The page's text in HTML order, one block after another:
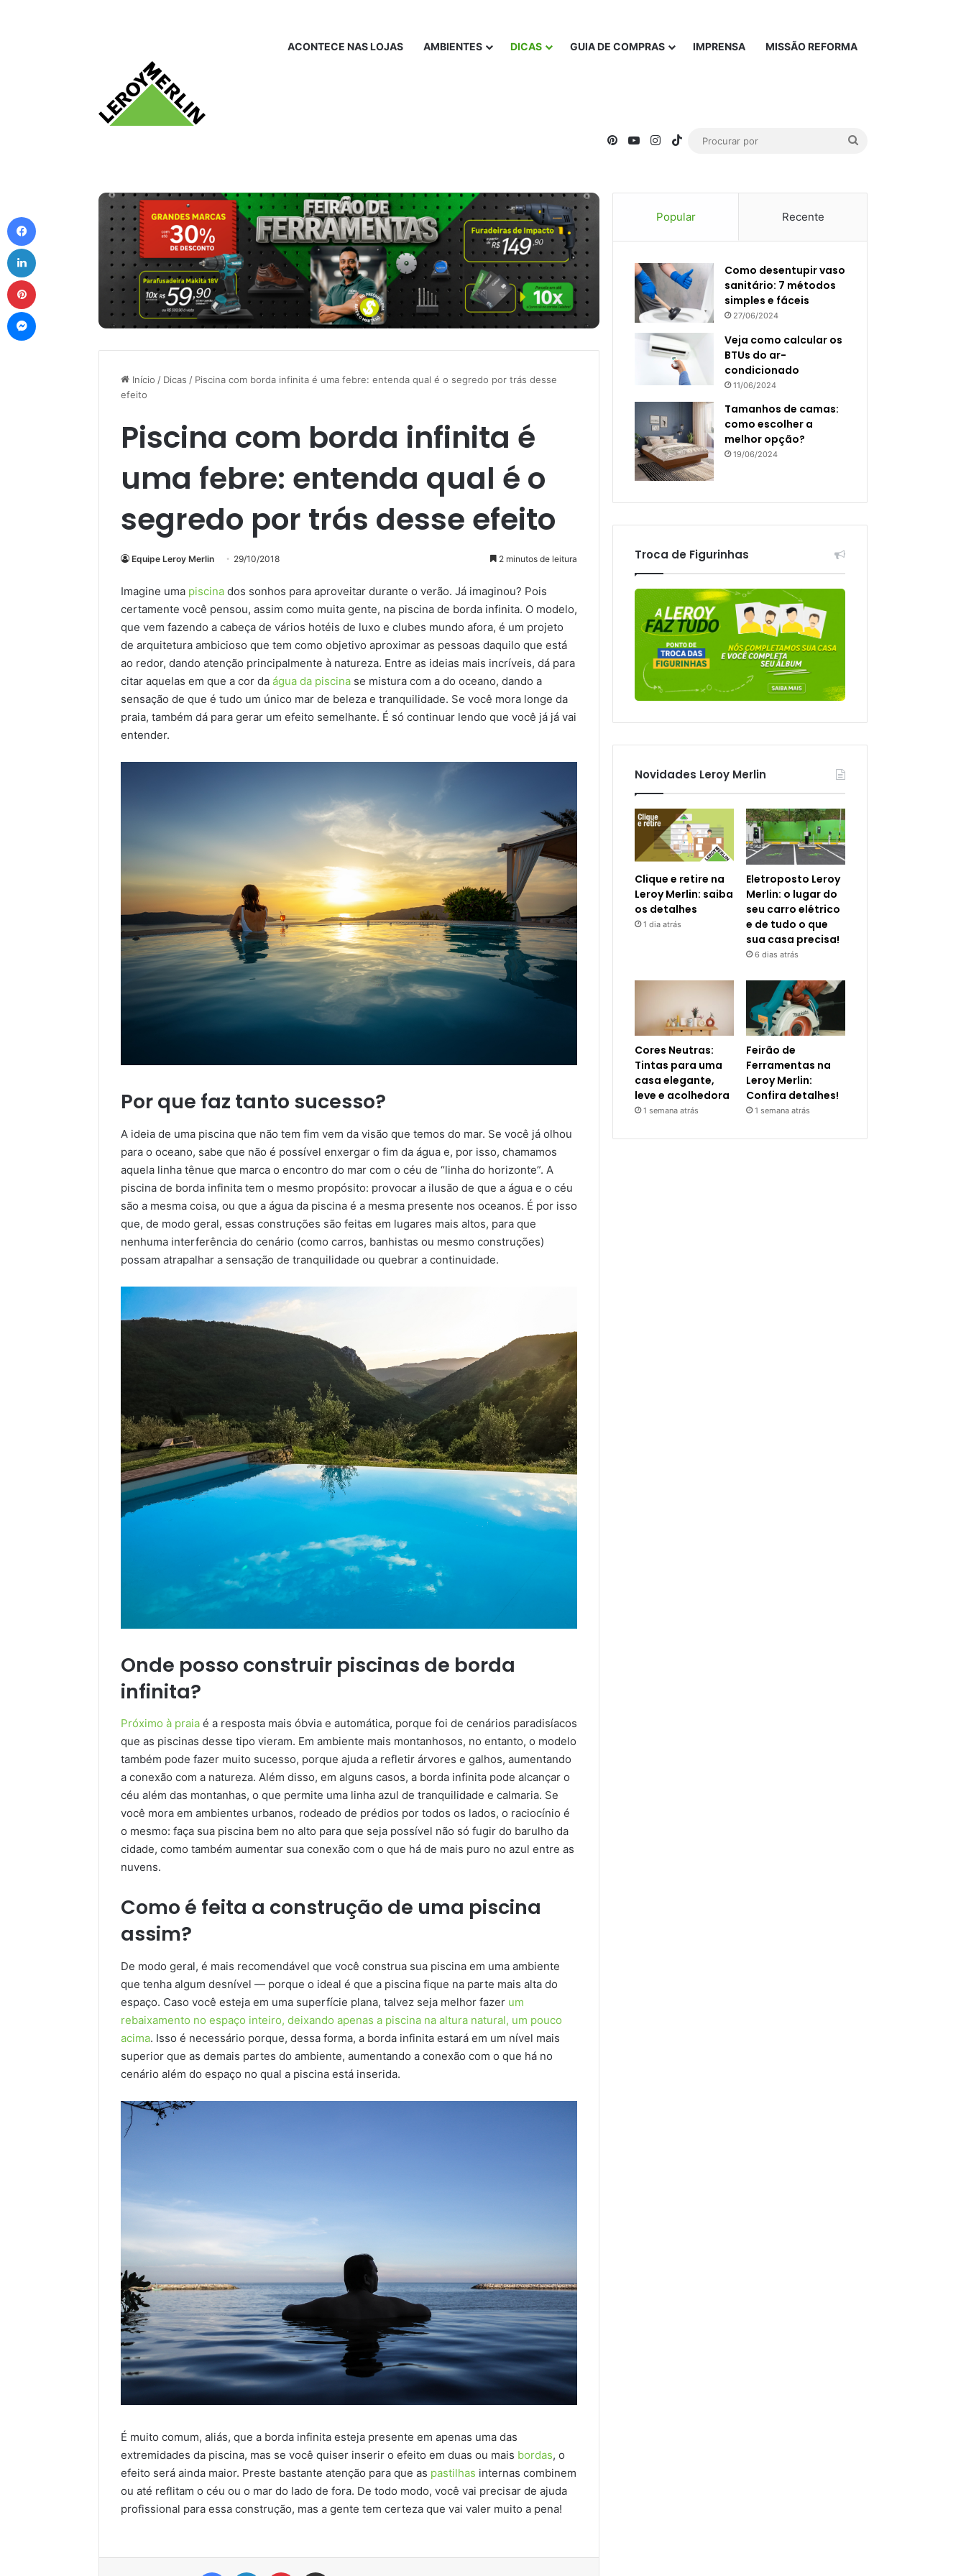
ACONTECE NAS LOJAS AMBIENTES DICAS GUIA DE COMPRAS IMPRENSA MISSÃO REFORMA
PinterestYouTubeInstagram
TikTok
Início / Dicas / Piscina com borda infinita é uma febre: entenda qual é o segredo por trás desse
efeito
Piscina com borda infinita é
uma febre: entenda qual é o
segredo por trás desse efeito
Equipe Leroy Merlin 29/10/2018 2 minutos de leitura
Imagine uma piscina dos sonhos para aproveitar durante o verão. Já imaginou? Pois
certamente você pensou, assim como muita gente, na piscina de borda infinita. O modelo,
que vem fazendo a cabeça de vários hotéis de luxo e clubes mundo afora, é um projeto
de arquitetura ambicioso que tem como objetivo aproximar as pessoas daquilo que está
ao redor, dando atenção principalmente à natureza. Entre as ideias mais incríveis, dá para
citar aquelas em que a cor da água da piscina se mistura com a do oceano, dando a
sensação de que é tudo um único mar de beleza e tranquilidade. Se você mora longe da
praia, também dá para gerar um efeito semelhante. É só continuar lendo que você já já vai
entender.
Por que faz tanto sucesso?
A ideia de uma piscina que não tem fim vem da visão que temos do mar. Se você já olhou
para o oceano, sabe que não é possível enxergar o fim da água e, por isso, chamamos
aquela linha tênue que marca o encontro do mar com o céu de “linha do horizonte”. A
piscina de borda infinita tem o mesmo propósito: provocar a ilusão de que a água e o céu
são a mesma coisa, ou que a água da piscina é a mesma presente nos oceanos. É por isso
que, de modo geral, essas construções são feitas em lugares mais altos, para que
nenhuma interferência do cenário (como carros, banhistas ou mesmo construções)
possam atrapalhar a sensação de tranquilidade ou quebrar a continuidade.
Onde posso construir piscinas de borda
infinita?
Próximo à praia é a resposta mais óbvia e automática, porque foi de cenários paradisíacos
que as piscinas desse tipo vieram. Em ambiente mais montanhosos, no entanto, o modelo
também pode fazer muito sucesso, porque ajuda a refletir árvores e galhos, aumentando
a conexão com a natureza. Além disso, em alguns casos, a borda infinita pode alcançar o
céu além das montanhas, o que permite uma linha azul de tranquilidade e calmaria. Se
você mora em ambientes urbanos, rodeado de prédios por todos os lados, o raciocínio é
o mesmo: faça sua piscina bem no alto para que seja possível não só fugir do barulho da
cidade, como também aumentar sua conexão com o que há de mais puro no azul entre as
nuvens.
Como é feita a construção de uma piscina
assim?
De modo geral, é mais recomendável que você construa sua piscina em uma ambiente
que tenha algum desnível — porque o ideal é que a piscina fique na parte mais alta do
espaço. Caso você esteja em uma superfície plana, talvez seja melhor fazer um
rebaixamento no espaço inteiro, deixando apenas a piscina na altura natural, um pouco
acima. Isso é necessário porque, dessa forma, a borda infinita estará em um nível mais
superior que as demais partes do ambiente, aumentando a conexão com o que há no
cenário além do espaço no qual a piscina está inserida.
É muito comum, aliás, que a borda infinita esteja presente em apenas uma das
extremidades da piscina, mas se você quiser inserir o efeito em duas ou mais bordas, o
efeito será ainda maior. Preste bastante atenção para que as pastilhas internas combinem
ou até reflitam o céu ou o mar do lado de fora. De todo modo, você vai precisar de ajuda
profissional para essa construção, mas a gente tem certeza que vai valer muito a pena!
FacebookLinkedin Pinterest
Popular Recente
Como desentupir vaso
sanitário: 7 métodos
simples e fáceis
27/06/2024
Veja como calcular os
BTUs do ar-
condicionado
11/06/2024
Tamanhos de camas:
como escolher a
melhor opção?
19/06/2024
Troca de Figurinhas
Novidades Leroy Merlin
Clique e retire na
Leroy Merlin: saiba
os detalhes
1 dia atrás
Eletroposto Leroy
Merlin: o lugar do
seu carro elétrico
e de tudo o que
sua casa precisa!
6 dias atrás
Cores Neutras:
Tintas para uma
casa elegante,
leve e acolhedora
1 semana atrás
Feirão de
Ferramentas na
Leroy Merlin:
Confira detalhes!
1 semana atrás